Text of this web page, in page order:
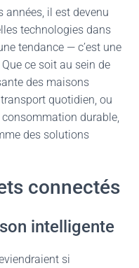
années, il est devenu
technologies dans
tendance — c’est une
ce soit au sein de
des maisons
quotidien, ou
durable,
des solutions
connectés
intelligente
si